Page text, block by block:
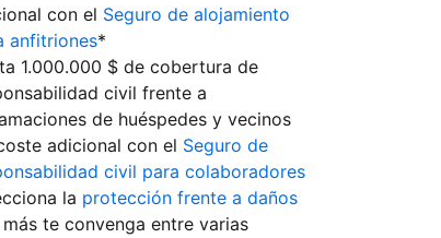
con el Seguro de alojamiento
anfitriones*
1.000.000 $ de cobertura de
civil frente a
de huéspedes y vecinos
adicional con el Seguro de
civil para colaboradores
la protección frente a daños
te convenga entre varias